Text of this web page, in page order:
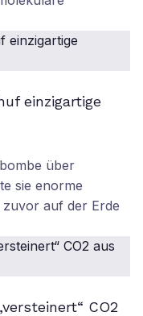
einzigartige
über
sie enorme
auf der Erde
CO2